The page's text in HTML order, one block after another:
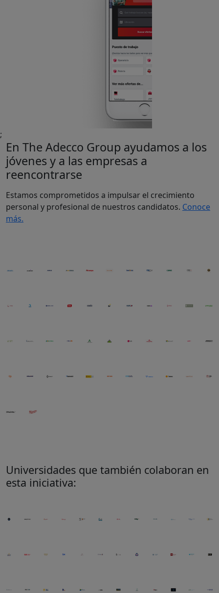
;
En The Adecco Group ayudamos a los
jóvenes y a las empresas a
reencontrarse
Estamos comprometidos a impulsar el crecimiento
personal y profesional de nuestros candidatos. Conoce
más.
Universidades que también colaboran en
esta iniciativa: